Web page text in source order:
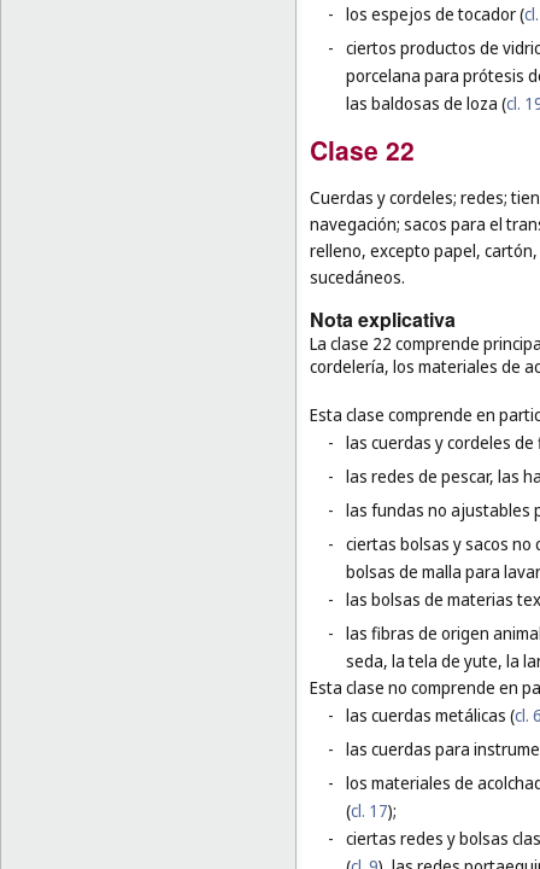
- los espejos de tocador (
- ciertos productos de
porcelana para prótesis
las baldosas de loza (cl.
Clase 22
Cuerdas y cordeles; redes;
navegación; sacos para el
relleno, excepto papel,
sucedáneos.
Nota explicativa
La clase 22 comprende
cordelería, los materiales de
Esta clase comprende en
- las cuerdas y cordeles
- las redes de pescar, las
- las fundas no ajustables
- ciertas bolsas y sacos
bolsas de malla para
- las bolsas de materias
- las fibras de origen
seda, la tela de yute, la
Esta clase no comprende en
- las cuerdas metálicas (cl.
- las cuerdas para
- los materiales de
(cl. 17);
- ciertas redes y bolsas